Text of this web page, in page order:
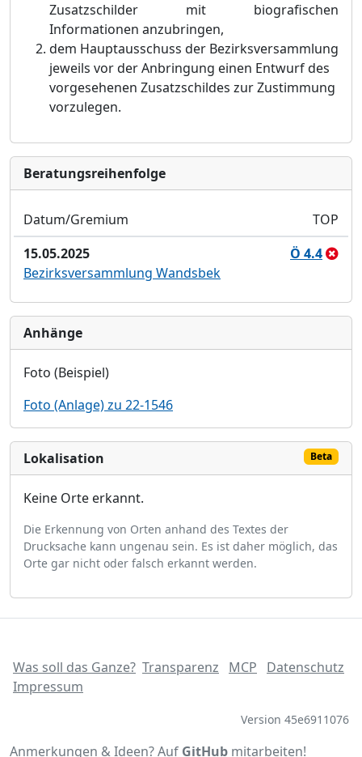
Zusatzschilder mit biografischen
Informationen anzubringen,
dem Hauptausschuss der Bezirksversammlung
jeweils vor der Anbringung einen Entwurf des
vorgesehenen Zusatzschildes zur Zustimmung
vorzulegen.
Bera­tungs­reihen­folge
Datum/Gremium
TOP
15.05.2025
Ö 4.4
Bezirksversammlung Wandsbek
Anhänge
Foto (Beispiel)
Foto (Anlage) zu 22-1546
Lokalisation Beta
Keine Orte erkannt.
Die Erkennung von Orten anhand des Textes der
Drucksache kann ungenau sein. Es ist daher möglich, das
Orte gar nicht oder falsch erkannt werden.
Was soll das Ganze? Transparenz MCP
Datenschutz
Impressum
Version 45e6911076
Anmerkungen & Ideen? Auf GitHub mitarbeiten!